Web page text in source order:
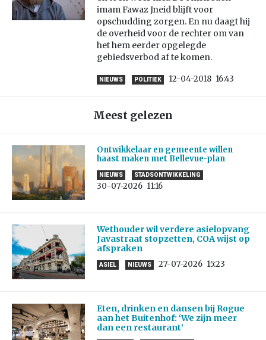
imam Fawaz Jneid blijft voor
opschudding zorgen. En nu daagt hij
de overheid voor de rechter om van
het hem eerder opgelegde
gebiedsverbod af te komen.
NIEUWS POLITIEK 12-04-2018 16:43
Meest gelezen
Ontwikkelaar en gemeente willen
haast maken met Bellevue-plan
NIEUWS STADSONTWIKKELING
30-07-2026 11:16
Wethouder wil verdere asielopvang
Javastraat stopzetten, COA wijst op
afspraken
ASIEL NIEUWS 27-07-2026 15:23
Eten, drinken en dansen bij Rogue
aan het Buitenhof: ‘We zijn meer
dan een restaurant’